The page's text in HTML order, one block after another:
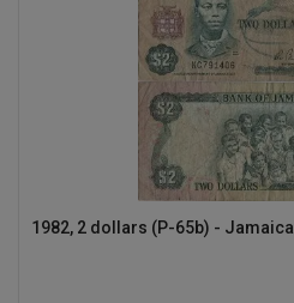
1982, 2 dollars (P-65b) - Jamaica